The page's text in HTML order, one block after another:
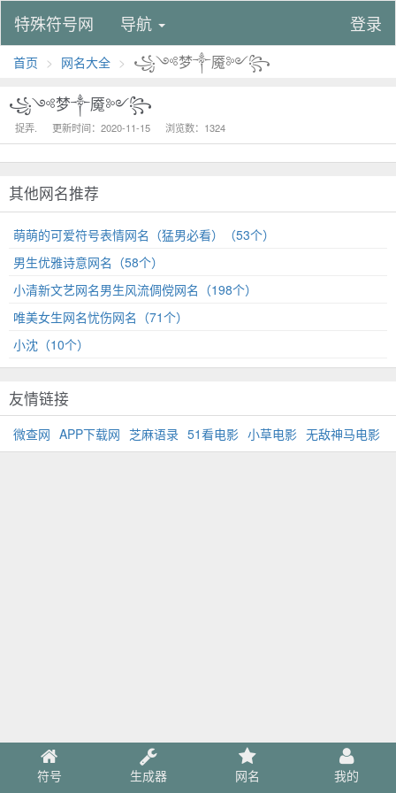
特殊符号网 导航 登录
首页 网名大全 ꧁༺梦༒魇༻꧂
꧁༺梦༒魇༻꧂
捉弄. 更新时间：2020-11-15 浏览数：1324
其他网名推荐
萌萌的可爱符号表情网名（猛男必看）（53个）
男生优雅诗意网名（58个）
小清新文艺网名男生风流倜傥网名（198个）
唯美女生网名忧伤网名（71个）
小沈（10个）
友情链接
微查网 APP下载网 芝麻语录 51看电影 小草电影 无敌神马电影
符号 生成器 网名 我的